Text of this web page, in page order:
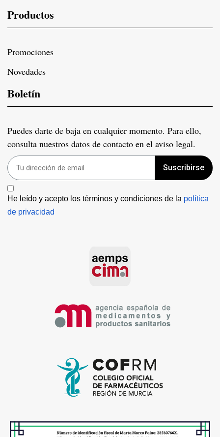
Productos
Promociones
Novedades
Boletín
Puedes darte de baja en cualquier momento. Para ello,
consulta nuestros datos de contacto en el aviso legal.
Suscribirse
He leído y acepto los términos y condiciones de la política
de privacidad